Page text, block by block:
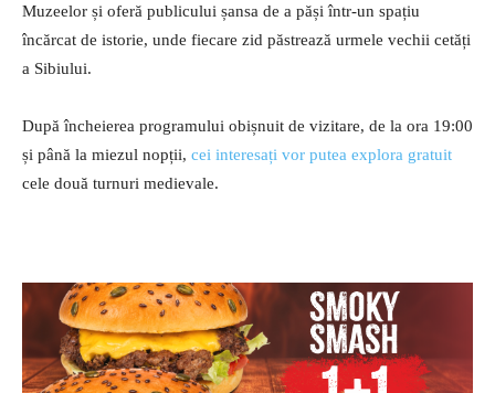
Muzeelor și oferă publicului șansa de a păși într-un spațiu
încărcat de istorie, unde fiecare zid păstrează urmele vechii cetăți
a Sibiului.
După încheierea programului obișnuit de vizitare, de la ora 19:00
și până la miezul nopții, cei interesați vor putea explora gratuit
cele două turnuri medievale.